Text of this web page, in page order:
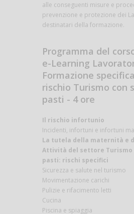
alle conseguenti misure e
prevenzione e protezione dei
destinatari della formazione.
Programma del
e-Learning
Formazione
rischio Turismo con
pasti - 4 ore
Il rischio infortunio
Incidenti, infortuni e infortuni
La tutela della maternità e
Attività del settore Turismo
pasti: rischi specifici
Sicurezza e salute nel turismo
Movimentazione carichi
Pulizie e rifacimento letti
Cucina
Piscina e spiaggia